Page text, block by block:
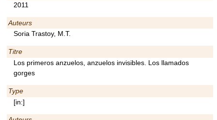
2011
Auteurs
Soria Trastoy, M.T.
Titre
Los primeros anzuelos, anzuelos invisibles. Los llamados
gorges
Type
[in:]